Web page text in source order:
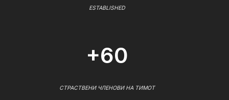
ESTABLISHED
+60
СТРАСТВЕНИ ЧЛЕНОВИ НА ТИМОТ